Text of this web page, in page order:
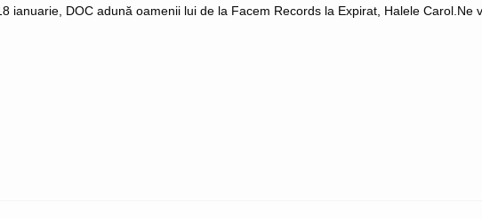
ianuarie, DOC adună oamenii lui de la Facem Records la Expirat, Halele Carol.Ne